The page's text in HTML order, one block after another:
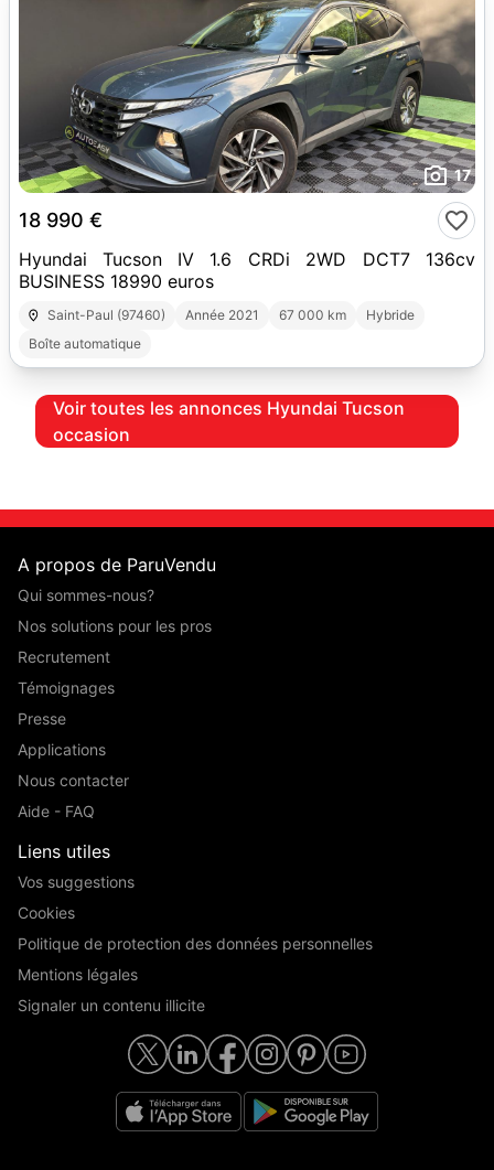
17
18 990 €
Hyundai Tucson IV 1.6 CRDi 2WD DCT7 136cv
BUSINESS 18990 euros
Saint-Paul (97460) Année 2021 67 000 km
Hybride
Boîte automatique
Voir toutes les annonces Hyundai Tucson
occasion
A propos de ParuVendu
Qui sommes-nous?
Nos solutions pour les pros
Recrutement
Témoignages
Presse
Applications
Nous contacter
Aide - FAQ
Liens utiles
Vos suggestions
Cookies
Politique de protection des données personnelles
Mentions légales
Signaler un contenu illicite